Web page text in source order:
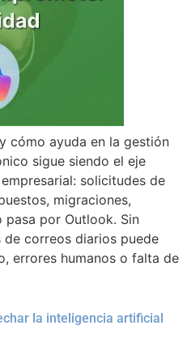
cómo ayuda en la gestión
sigue siendo el eje
solicitudes de
migraciones,
por Outlook. Sin
correos diarios puede
errores humanos o falta de
la inteligencia artificial